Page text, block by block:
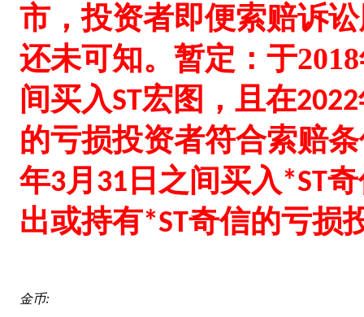
市，投资者即便索赔诉
还未可知。暂定： 于2018
间买入ST宏图，且在2022
的亏损投资者符合索赔
年3月 31 日之间买入*ST
出或持有*ST奇信的亏损
金币: